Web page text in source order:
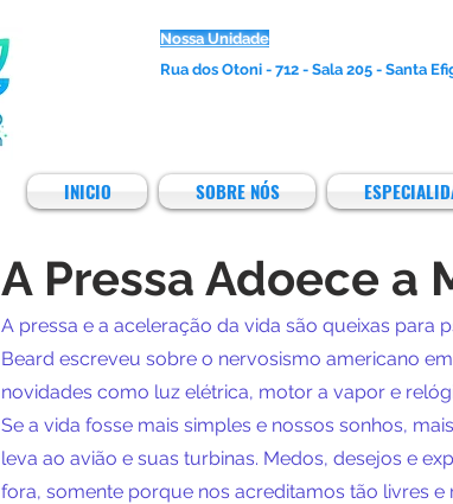
INICIO SOBRE NÓS
Nossa Unidade
Rua dos Otoni - 712 - Sala 205 - Santa
A Pressa Adoece a
A pressa e a aceleração da vida são queixas para
Beard escreveu sobre o nervosismo americano
novidades como luz elétrica, motor a vapor e
Se a vida fosse mais simples e nossos sonhos,
leva ao avião e suas turbinas. Medos, desejos e
fora, somente porque nos acreditamos tão livres e